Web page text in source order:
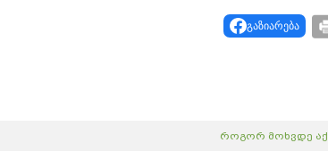
გაზიარება
როგორ მოხვდე აქ